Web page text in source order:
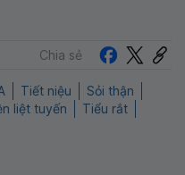
Chia sẻ
Tiết niệu
Sỏi thận
liệt tuyến
Tiểu rắt